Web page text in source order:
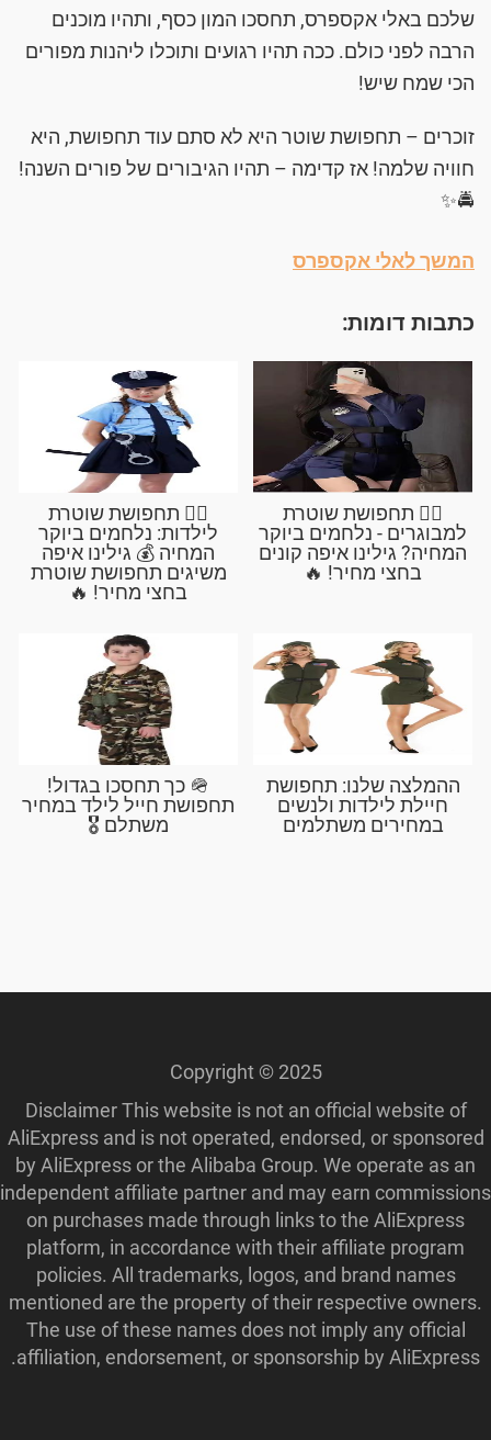
שלכם באלי אקספרס, תחסכו המון כסף, ותהיו מוכנים
הרבה לפני כולם. ככה תהיו רגועים ותוכלו ליהנות מפורים
הכי שמח שיש!
זוכרים – תחפושת שוטר היא לא סתם עוד תחפושת, היא
חוויה שלמה! אז קדימה – תהיו הגיבורים של פורים השנה!
🚔✨
המשך לאלי אקספרס
כתבות דומות:
👮‍♀️ תחפושת שוטרת
למבוגרים - נלחמים ביוקר
המחיה? גילינו איפה קונים
בחצי מחיר! 🔥
👮‍♀️ תחפושת שוטרת
לילדות: נלחמים ביוקר
המחיה 💰 גילינו איפה
משיגים תחפושת שוטרת
בחצי מחיר! 🔥
ההמלצה שלנו: תחפושת
חיילת לילדות ולנשים
במחירים משתלמים
🪖 כך תחסכו בגדול!
תחפושת חייל לילד במחיר
משתלם 🎖️
Copyright © 2025
Disclaimer This website is not an official website of
AliExpress and is not operated, endorsed, or sponsored
by AliExpress or the Alibaba Group. We operate as an
independent affiliate partner and may earn commissions
on purchases made through links to the AliExpress
platform, in accordance with their affiliate program
policies. All trademarks, logos, and brand names
mentioned are the property of their respective owners.
The use of these names does not imply any official
affiliation, endorsement, or sponsorship by AliExpress.